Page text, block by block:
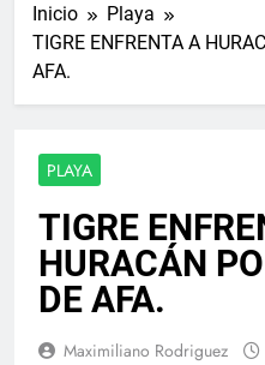
Inicio
Playa
TIGRE ENFRENTA A
AFA.
PLAYA
TIGRE
HURACÁN
DE AFA.
Maximiliano Rodriguez